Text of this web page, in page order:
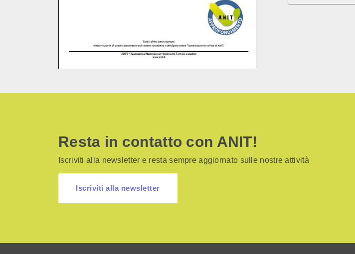
Resta in contatto con ANIT!
Iscriviti alla newsletter e resta sempre aggiornato sulle nostre attività
Iscriviti alla newsletter